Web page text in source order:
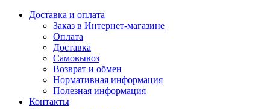
Доставка и оплата
Заказ в Интернет-магазине
Оплата
Доставка
Самовывоз
Возврат и обмен
Нормативная информация
Полезная информация
Контакты